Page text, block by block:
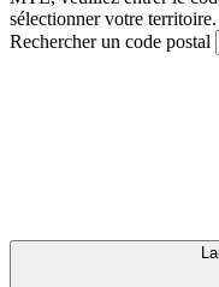
sélectionner votre territoire.
Rechercher un code postal